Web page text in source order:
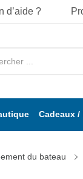
d’aide ?
Cadeaux /
du bateau